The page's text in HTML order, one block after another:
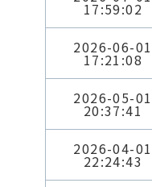
17:59:02
2026-06-01
17:21:08
2026-05-01
20:37:41
2026-04-01
22:24:43